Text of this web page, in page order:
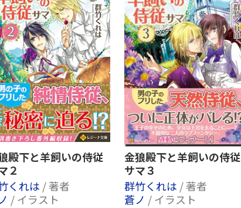
殿下と羊飼いの侍従
２
くれは / 著者
/ イラスト
金狼殿下と羊飼いの侍従
サマ３
群竹くれは / 著者
蒼ノ / イラスト